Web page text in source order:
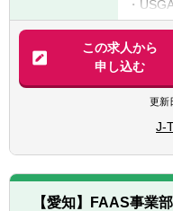
士or
しでも
【求め
■ 謙虚
ョンと
■コミ
■悪い
会だと
・
・各種
・税務
・法人
・入出
・資産
■税務
・個人/
・税務
・組織
この求人から
申し込む
更新
J-
【愛知】FAAS事業